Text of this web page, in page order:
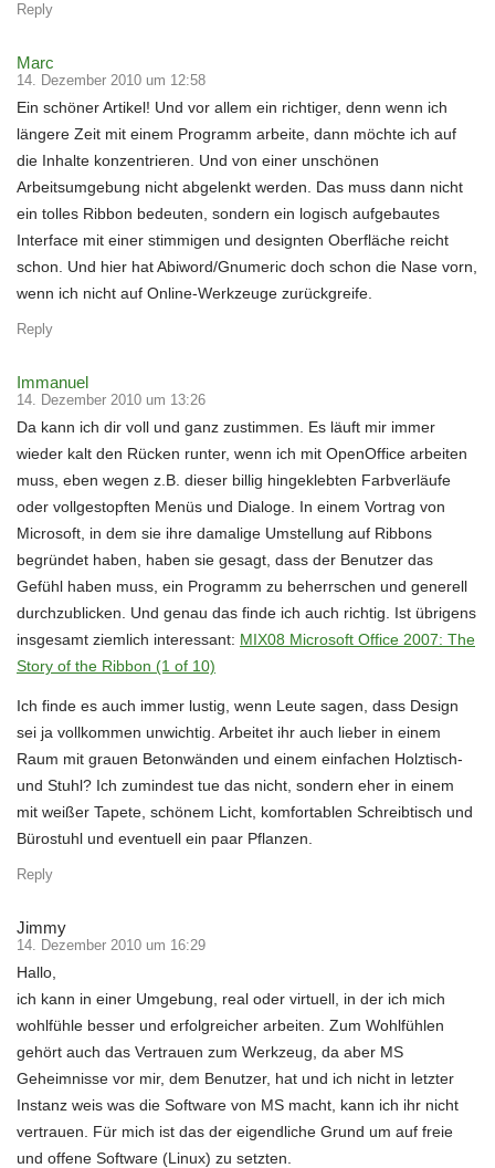
Reply
Marc
14. Dezember 2010 um 12:58
Ein schöner Artikel! Und vor allem ein richtiger, denn wenn ich
längere Zeit mit einem Programm arbeite, dann möchte ich auf
die Inhalte konzentrieren. Und von einer unschönen
Arbeitsumgebung nicht abgelenkt werden. Das muss dann nicht
ein tolles Ribbon bedeuten, sondern ein logisch aufgebautes
Interface mit einer stimmigen und designten Oberfläche reicht
schon. Und hier hat Abiword/Gnumeric doch schon die Nase vorn,
wenn ich nicht auf Online-Werkzeuge zurückgreife.
Reply
Immanuel
14. Dezember 2010 um 13:26
Da kann ich dir voll und ganz zustimmen. Es läuft mir immer
wieder kalt den Rücken runter, wenn ich mit OpenOffice arbeiten
muss, eben wegen z.B. dieser billig hingeklebten Farbverläufe
oder vollgestopften Menüs und Dialoge. In einem Vortrag von
Microsoft, in dem sie ihre damalige Umstellung auf Ribbons
begründet haben, haben sie gesagt, dass der Benutzer das
Gefühl haben muss, ein Programm zu beherrschen und generell
durchzublicken. Und genau das finde ich auch richtig. Ist übrigens
insgesamt ziemlich interessant: MIX08 Microsoft Office 2007: The
Story of the Ribbon (1 of 10)
Ich finde es auch immer lustig, wenn Leute sagen, dass Design
sei ja vollkommen unwichtig. Arbeitet ihr auch lieber in einem
Raum mit grauen Betonwänden und einem einfachen Holztisch-
und Stuhl? Ich zumindest tue das nicht, sondern eher in einem
mit weißer Tapete, schönem Licht, komfortablen Schreibtisch und
Bürostuhl und eventuell ein paar Pflanzen.
Reply
Jimmy
14. Dezember 2010 um 16:29
Hallo,
ich kann in einer Umgebung, real oder virtuell, in der ich mich
wohlfühle besser und erfolgreicher arbeiten. Zum Wohlfühlen
gehört auch das Vertrauen zum Werkzeug, da aber MS
Geheimnisse vor mir, dem Benutzer, hat und ich nicht in letzter
Instanz weis was die Software von MS macht, kann ich ihr nicht
vertrauen. Für mich ist das der eigendliche Grund um auf freie
und offene Software (Linux) zu setzten.